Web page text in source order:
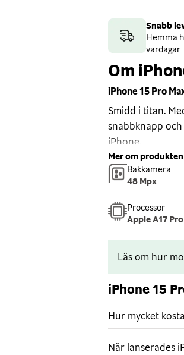
Snabb
Hemma
vardagar
Om
iPhone 15 Pro
Smidd i titan.
snabbknapp
iPhone.
Smidd i titan
iPhone 15 Pro
Ceramic Shield
den står emot
Super Retina
utöver det
upp. Och
låsskärmen –
uppdaterad.
Mer om produkten
Bakkamera
48 Mpx
Processor
Apple A17 Pro
Läs om hur
iPhone 15
Hur mycket
När lanserades